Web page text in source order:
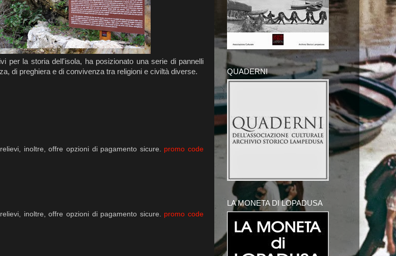
per la storia dell'isola, ha posizionato una serie di pannelli
di preghiera e di convivenza tra religioni e civiltà diverse.
inoltre, offre opzioni di pagamento sicure. promo code
inoltre, offre opzioni di pagamento sicure. promo code
QUADERNI
LA MONETA DI LOPADUSA